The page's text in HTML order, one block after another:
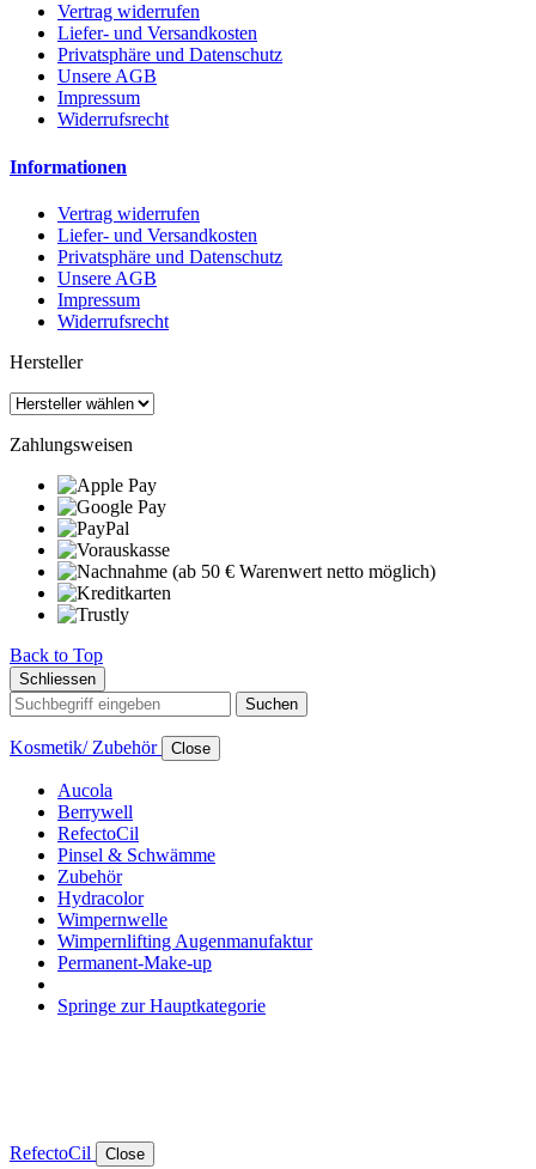
Vertrag widerrufen
Liefer- und Versandkosten
Privatsphäre und Datenschutz
Unsere AGB
Impressum
Widerrufsrecht
Informationen
Vertrag widerrufen
Liefer- und Versandkosten
Privatsphäre und Datenschutz
Unsere AGB
Impressum
Widerrufsrecht
Hersteller
Zahlungsweisen
Back to Top
Schliessen
Suchen
Kosmetik/ Zubehör Close
Aucola
Berrywell
RefectoCil
Pinsel & Schwämme
Zubehör
Hydracolor
Wimpernwelle
Wimpernlifting Augenmanufaktur
Permanent-Make-up
Springe zur Hauptkategorie
RefectoCil Close